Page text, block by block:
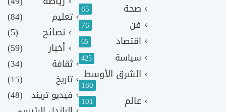
صحة 65
فن 76
اقتصاد 65
سياسة 425
الشرق الأوسط
180
عالم 101
تعليم (84)
نصائح
(5)
أخبار
(59)
ثقافة
(34)
تاريخ
(15)
فيديو تريند (48)